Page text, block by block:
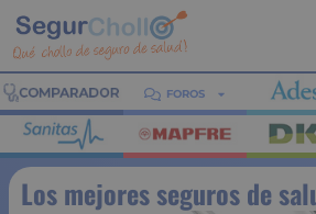
FOROS
Los mejores seguros